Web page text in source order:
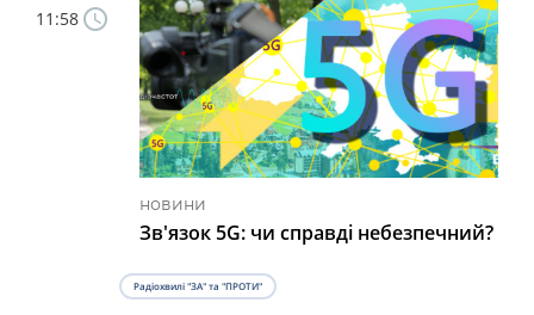
новини
Зв'язок 5G: чи справді небезпечний?
11:58
Радіохвилі "ЗА" та "ПРОТИ"